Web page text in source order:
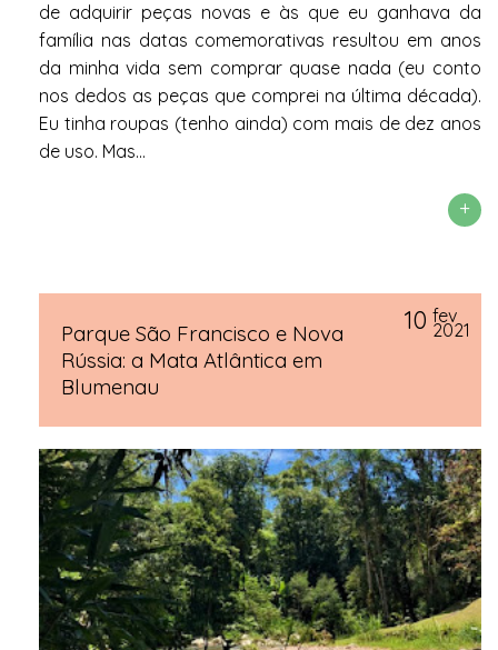
de adquirir peças novas e às que eu ganhava da
família nas datas comemorativas resultou em anos
da minha vida sem comprar quase nada (eu conto
nos dedos as peças que comprei na última década).
Eu tinha roupas (tenho ainda) com mais de dez anos
de uso. Mas...
+
Parque São Francisco e Nova
Rússia: a Mata Atlântica em
Blumenau
10 fev
2021